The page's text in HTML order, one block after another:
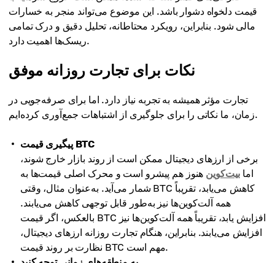
قیمت دلخواه دشوار باشد. این موضوع می‌تواند منجر به خسارات
مالی شود. بنابراین، رویکرد محتاطانه، تحلیل دقیق و درک تمامی
ریسک‌ها اهمیت دارد.
نکات برای تجارت روزانه موفق
تجارت مؤثر همیشه به تجربه نیاز دارد. اما برای صرفه‌جویی در
زمان، ما نکاتی را برای جلوگیری از اشتباهات جمع‌آوری کرده‌ایم.
پیگیری قیمت BTC
برخی از ارزهای دیجیتال ممکن است از روند بازار خارج شوند،
اما بیت‌کوین هنوز هم پیشرو است و محرک اصلی قیمت‌ها به
شمار می‌آید. به‌عنوان مثال، وقتی BTC کاهش می‌یابد، تقریباً
همه آلت‌کوین‌ها نیز به‌طور قابل توجهی کاهش می‌یابند.
بالعکس، اگر قیمت BTC افزایش یابد، تقریباً همه آلت‌کوین‌ها نیز
افزایش می‌یابند. بنابراین، هنگام تجارت روزانه ارزهای دیجیتال،
نظارت بر روند قیمت BTC مهم است.